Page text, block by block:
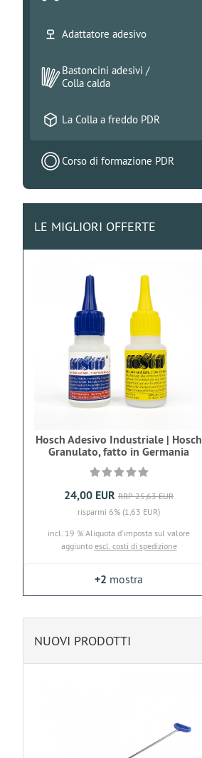
Adattatore adesivo
Bastoncini adesivi /
Colla calda
La Colla a freddo PDR
Corso di formazione PDR
LE MIGLIORI OFFERTE
Hosch Adesivo Industriale | Hosch
Granulato, fatto in Germania
24,00 EUR RRP 25,63 EUR
risparmi 6% (1,63 EUR)
incl. 19 % Aliquota d'imposta sul valore
aggiunto escl. costi di spedizione
+2 mostra
NUOVI PRODOTTI